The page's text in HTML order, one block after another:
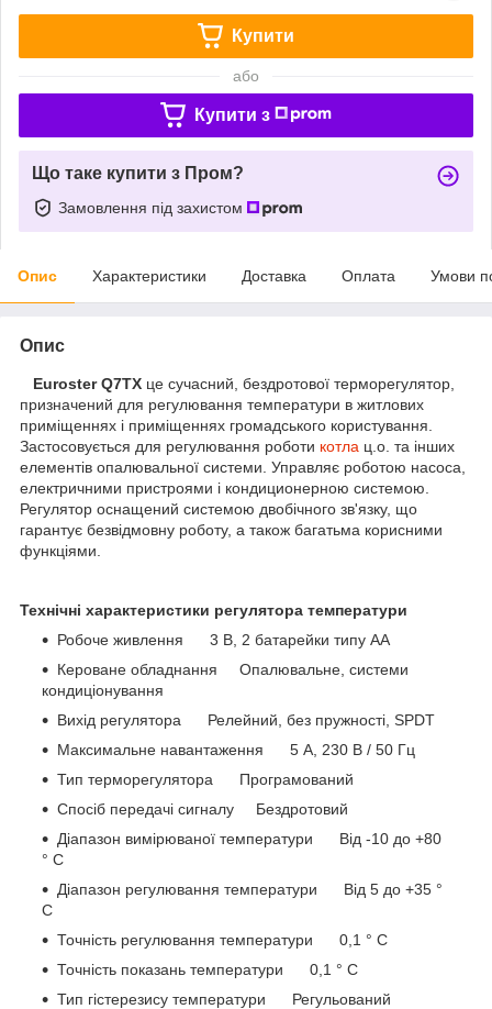
Купити
або
Купити з
Що таке купити з Пром?
Замовлення під захистом
Опис Характеристики Доставка Оплата Умови
Опис
Euroster Q7TX це сучасний, бездротової терморегулятор,
призначений для регулювання температури в житлових
приміщеннях і приміщеннях громадського користування.
Застосовується для регулювання роботи котла ц.о. та інших
елементів опалювальної системи. Управляє роботою насоса,
електричними пристроями і кондиционерною системою.
Регулятор оснащений системою двобічного зв'язку, що
гарантує безвідмовну роботу, а також багатьма корисними
функціями.
Технічні характеристики регулятора температури
Робоче живлення 3 В, 2 батарейки типу АА
Кероване обладнання Опалювальне, системи
кондиціонування
Вихід регулятора Релейний, без пружності, SPDT
Максимальне навантаження 5 А, 230 В / 50 Гц
Тип терморегулятора Програмований
Спосіб передачі сигналу Бездротовий
Діапазон вимірюваної температури Від -10 до +80
° C
Діапазон регулювання температури Від 5 до +35 °
C
Точність регулювання температури 0,1 ° C
Точність показань температури 0,1 ° C
Тип гістерезису температури Регульований